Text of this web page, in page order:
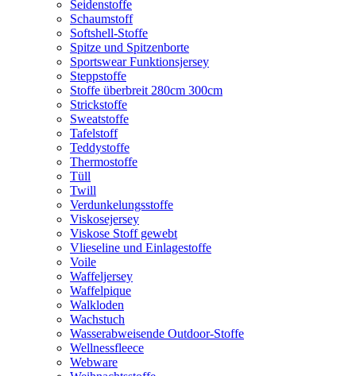
Seidenstoffe
Schaumstoff
Softshell-Stoffe
Spitze und Spitzenborte
Sportswear Funktionsjersey
Steppstoffe
Stoffe überbreit 280cm 300cm
Strickstoffe
Sweatstoffe
Tafelstoff
Teddystoffe
Thermostoffe
Tüll
Twill
Verdunkelungsstoffe
Viskosejersey
Viskose Stoff gewebt
Vlieseline und Einlagestoffe
Voile
Waffeljersey
Waffelpique
Walkloden
Wachstuch
Wasserabweisende Outdoor-Stoffe
Wellnessfleece
Webware